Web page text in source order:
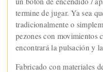
termine de jugar. Ya sea
tradicionalmente o
pezones con movimientos
encontrará la pulsación y
Fabricado con materiales